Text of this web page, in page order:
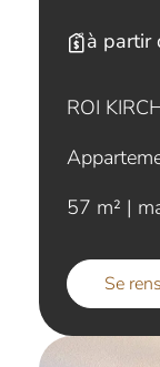
à partir
ROI
57 m² |
Se